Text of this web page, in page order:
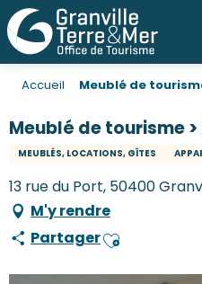
Accueil Meublé de
Meublé de tourisme >
MEUBLÉS, LOCATIONS, GÎTES
13 rue du Port, 50400
M'y rendre
PartagerAjouter aux